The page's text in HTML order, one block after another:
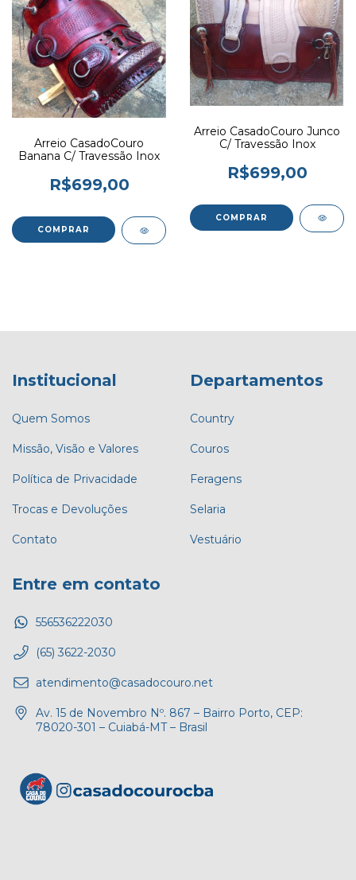
Arreio CasadoCouro
Banana C/ Travessão Inox
R$699,00
Arreio CasadoCouro Junco
C/ Travessão Inox
R$699,00
Institucional
Quem Somos
Missão, Visão e Valores
Política de Privacidade
Trocas e Devoluções
Contato
Departamentos
Country
Couros
Feragens
Selaria
Vestuário
Entre em contato
556536222030
(65) 3622-2030
atendimento@casadocouro.net
Av. 15 de Novembro Nº. 867 – Bairro Porto, CEP:
78020-301 – Cuiabá-MT – Brasil